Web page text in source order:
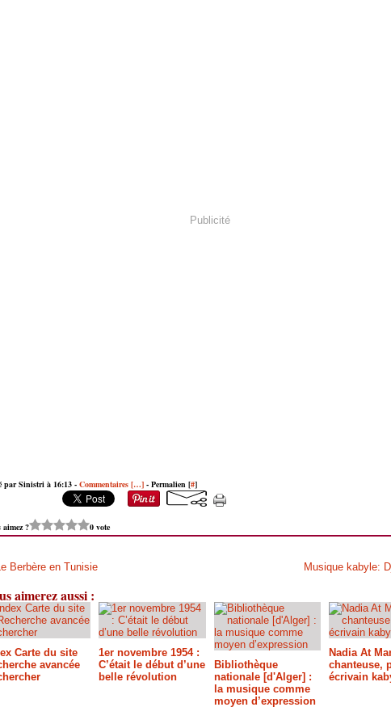
Publicité
par Sinistri à 16:13 -Commentaires […] - Permalien [#]
aimez ? 0 vote
Berbère en Tunisie Musique kabyle:
aimerez aussi :
Carte du site
avancée
1er novembre 1954 :
C’était le début d’une
belle révolution
Bibliothèque
nationale [d'Alger] :
la musique comme
moyen d’expression
Nadia At
chanteuse,
écrivain